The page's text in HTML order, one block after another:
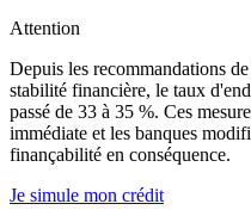
Attention
Depuis les recommandations
stabilité financière, le taux
passé de 33 à 35 %. Ces
immédiate et les banques
finançabilité en conséquence.
Je simule mon crédit